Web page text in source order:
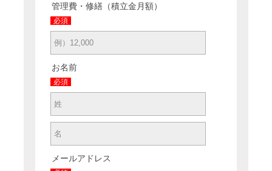
管理費・修繕（積立金月額）
必須
お名前
必須
メールアドレス